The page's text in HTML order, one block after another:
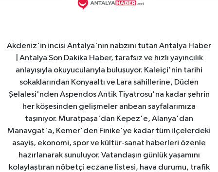
Akdeniz'in incisi Antalya'nın nabzını tutan Antalya Haber
| Antalya Son Dakika Haber, tarafsız ve hızlı yayıncılık
anlayışıyla okuyucularıyla buluşuyor. Kaleiçi'nin tarihi
sokaklarından Konyaaltı ve Lara sahillerine, Düden
Şelalesi'nden Aspendos Antik Tiyatrosu'na kadar şehrin
her köşesinden gelişmeler anbean sayfalarımıza
taşınıyor. Muratpaşa'dan Kepez'e, Alanya'dan
Manavgat'a, Kemer'den Finike'ye kadar tüm ilçelerdeki
asayiş, ekonomi, spor ve kültür-sanat haberleri özenle
hazırlanarak sunuluyor. Vatandaşın günlük yaşamını
kolaylaştıran nöbetçi eczane listesi, hava durumu, trafik